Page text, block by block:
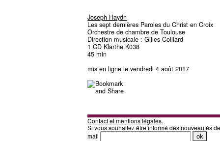
Joseph Haydn
Les sept dernières Paroles du Christ en Croix
Orchestre de chambre de Toulouse
Direction musicale : Gilles Colliard
1 CD Klarthe K038
45 min
mis en ligne le vendredi 4 août 2017
Contact et mentions légales.
Si vous souhaitez être informé des nouveautés
mail